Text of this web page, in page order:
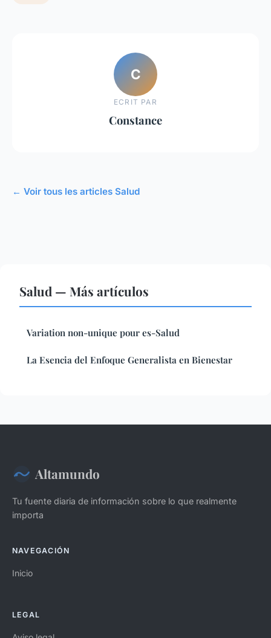
C
ECRIT PAR
Constance
← Voir tous les articles Salud
Salud — Más artículos
Variation non-unique pour es-Salud
La Esencia del Enfoque Generalista en Bienestar
Altamundo
Tu fuente diaria de información sobre lo que realmente
importa
NAVEGACIÓN
Inicio
LEGAL